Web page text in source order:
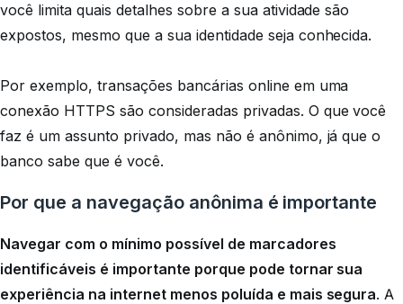
você limita quais detalhes sobre a sua atividade são
expostos, mesmo que a sua identidade seja conhecida.
Por exemplo, transações bancárias online em uma
conexão HTTPS são consideradas privadas. O que você
faz é um assunto privado, mas não é anônimo, já que o
banco sabe que é você.
Por que a navegação anônima é importante
Navegar com o mínimo possível de marcadores
identificáveis é importante porque pode tornar sua
experiência na internet menos poluída e mais segura. A